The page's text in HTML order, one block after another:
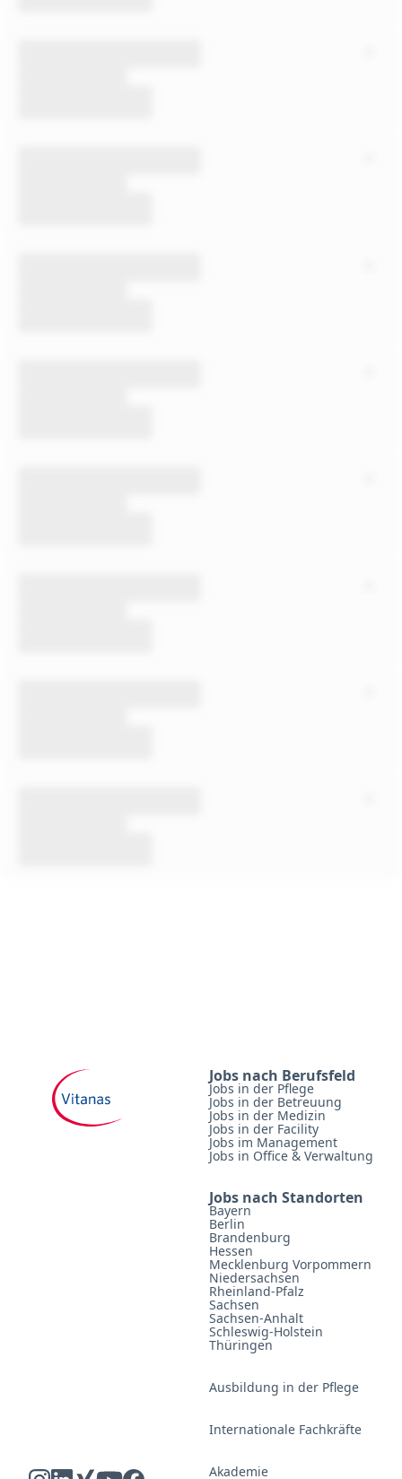
Jobs nach Berufsfeld
Jobs in der Pflege
Jobs in der Betreuung
Jobs in der Medizin
Jobs in der Facility
Jobs im Management
Jobs in Office & Verwaltung
Jobs nach Standorten
Bayern
Berlin
Brandenburg
Hessen
Mecklenburg Vorpommern
Niedersachsen
Rheinland-Pfalz
Sachsen
Sachsen-Anhalt
Schleswig-Holstein
Thüringen
Ausbildung in der Pflege
Internationale Fachkräfte
Akademie